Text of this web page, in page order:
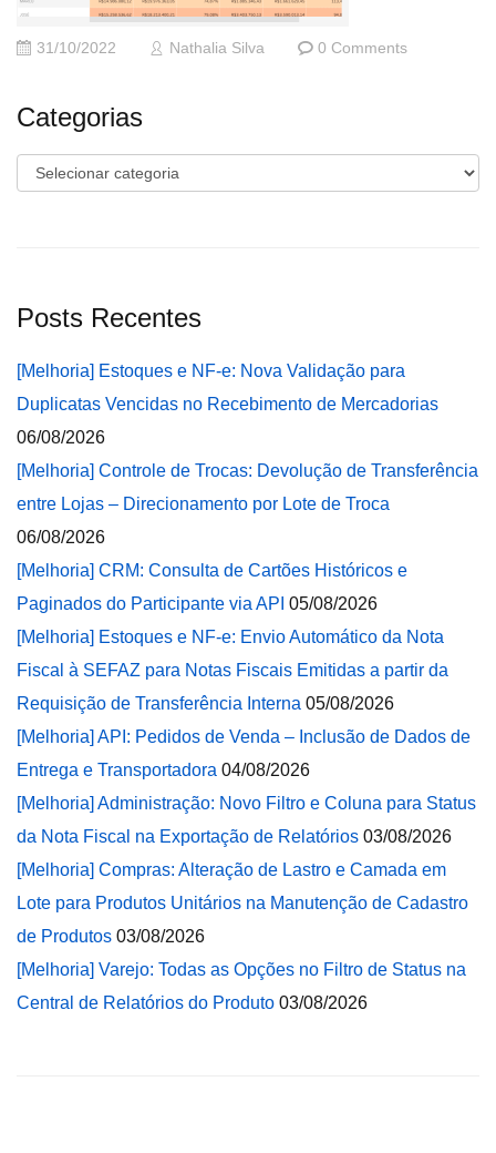
31/10/2022 Nathalia Silva 0 Comments
Categorias
Categorias
Posts Recentes
[Melhoria] Estoques e NF-e: Nova Validação para
Duplicatas Vencidas no Recebimento de Mercadorias
06/08/2026
[Melhoria] Controle de Trocas: Devolução de Transferência
entre Lojas – Direcionamento por Lote de Troca
06/08/2026
[Melhoria] CRM: Consulta de Cartões Históricos e
Paginados do Participante via API 05/08/2026
[Melhoria] Estoques e NF-e: Envio Automático da Nota
Fiscal à SEFAZ para Notas Fiscais Emitidas a partir da
Requisição de Transferência Interna 05/08/2026
[Melhoria] API: Pedidos de Venda – Inclusão de Dados de
Entrega e Transportadora 04/08/2026
[Melhoria] Administração: Novo Filtro e Coluna para Status
da Nota Fiscal na Exportação de Relatórios 03/08/2026
[Melhoria] Compras: Alteração de Lastro e Camada em
Lote para Produtos Unitários na Manutenção de Cadastro
de Produtos 03/08/2026
[Melhoria] Varejo: Todas as Opções no Filtro de Status na
Central de Relatórios do Produto 03/08/2026